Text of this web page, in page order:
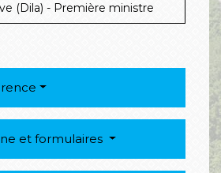
(Dila) - Première ministre
et formulaires